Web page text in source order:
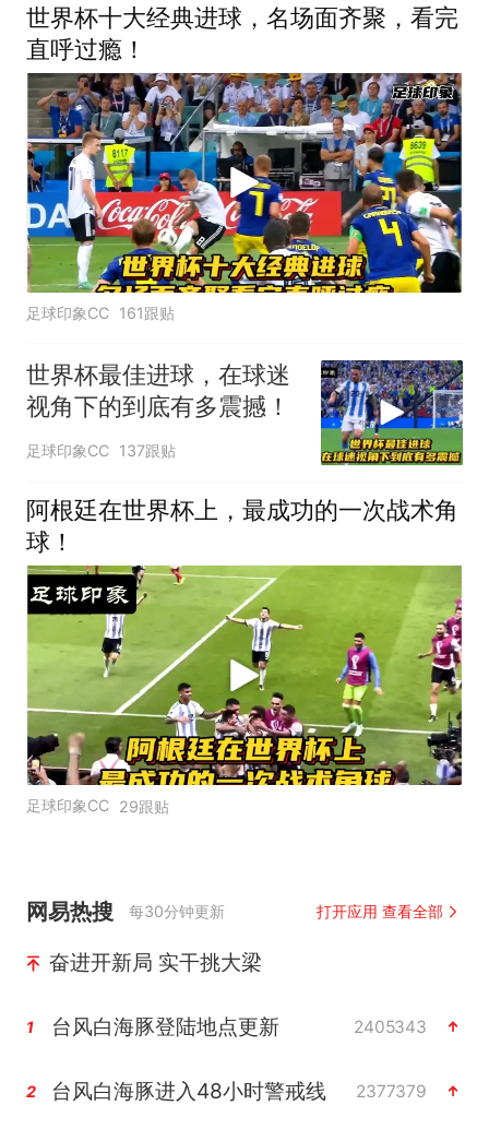
世界杯十大经典进球，名场面齐聚，看完
直呼过瘾！
足球印象CC 161跟贴
世界杯最佳进球，在球迷
视角下的到底有多震撼！
足球印象CC 137跟贴
阿根廷在世界杯上，最成功的一次战术角
球！
足球印象CC 29跟贴
网易热搜 每30分钟更新 打开应用 查看全部
奋进开新局 实干挑大梁
1 台风白海豚登陆地点更新 2405343
2 台风白海豚进入48小时警戒线 2377379